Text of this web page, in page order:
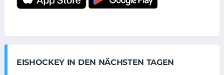
EISHOCKEY IN DEN NÄCHSTEN TAGEN